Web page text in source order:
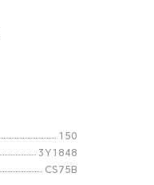
150
3Y1848
CS75B